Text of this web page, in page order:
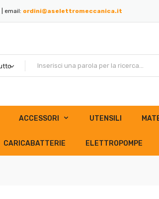
| email: ordini@aselettromeccanica.it
ACCESSORI UTENSILI
CARICABATTERIE ELETTROPOMPE